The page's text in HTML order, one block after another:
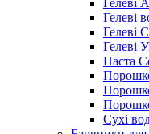
Гелеві
Гелеві
Гелеві
Гелеві
Паста
Сухі